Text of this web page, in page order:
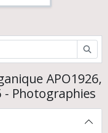
APO1926,
- Photographies